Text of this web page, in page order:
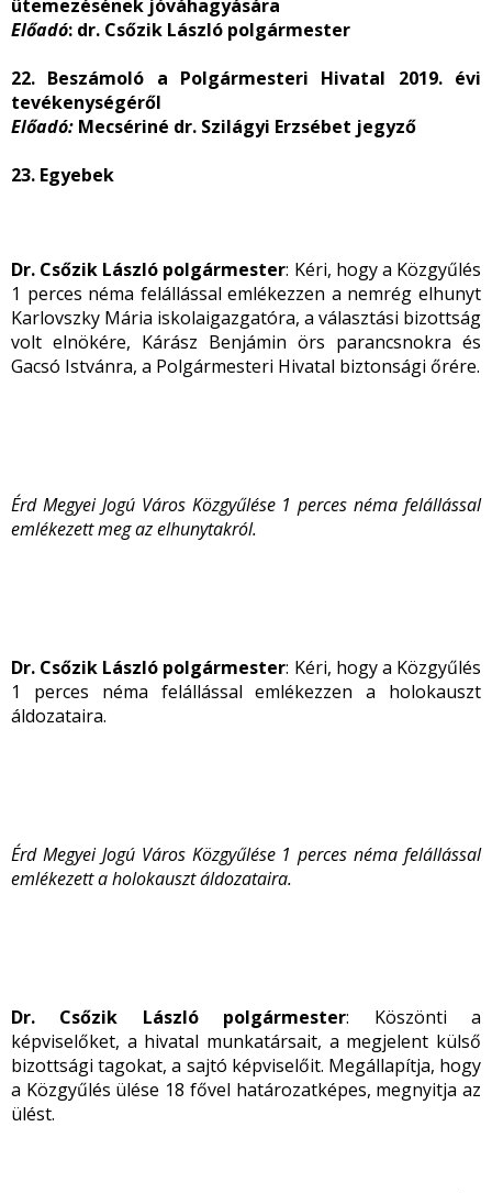
ütemezésének jóváhagyására
Előadó: dr. Csőzik László polgármester
22. Beszámoló a Polgármesteri Hivatal 2019. évi
tevékenységéről
Előadó: Mecsériné dr. Szilágyi Erzsébet jegyző
23. Egyebek
Dr. Csőzik László polgármester: Kéri, hogy a Közgyűlés
1 perces néma felállással emlékezzen a nemrég elhunyt
Karlovszky Mária iskolaigazgatóra, a választási bizottság
volt elnökére, Kárász Benjámin örs parancsnokra és
Gacsó Istvánra, a Polgármesteri Hivatal biztonsági őrére.
Érd Megyei Jogú Város Közgyűlése 1 perces néma felállással
emlékezett meg az elhunytakról.
Dr. Csőzik László polgármester: Kéri, hogy a Közgyűlés
1 perces néma felállással emlékezzen a holokauszt
áldozataira.
Érd Megyei Jogú Város Közgyűlése 1 perces néma felállással
emlékezett a holokauszt áldozataira.
Dr. Csőzik László polgármester: Köszönti a
képviselőket, a hivatal munkatársait, a megjelent külső
bizottsági tagokat, a sajtó képviselőit. Megállapítja, hogy
a Közgyűlés ülése 18 fővel határozatképes, megnyitja az
ülést.